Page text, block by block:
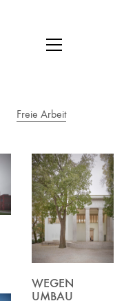
Freie Arbeit
WEGEN
UMBAU